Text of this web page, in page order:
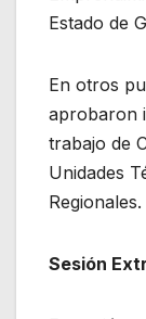
Estado de
En otros
aprobaron
trabajo de
Unidades
Regionales.
Sesión